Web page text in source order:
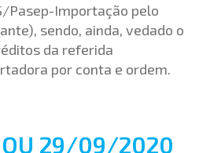
Pasep-Importação pelo
sendo, ainda, vedado o
da referida
por conta e ordem.
29/09/2020